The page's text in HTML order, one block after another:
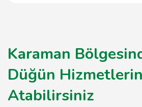
Karaman
Düğün
Atabilirsiniz